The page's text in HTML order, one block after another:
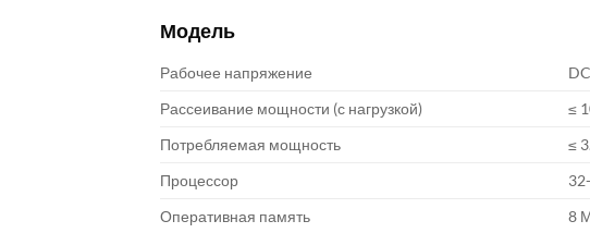
Модель
Рабочее напряжение
Рассеивание мощности (с нагрузкой)
≤
Потребляемая мощность
≤
Процессор
Оперативная память
8